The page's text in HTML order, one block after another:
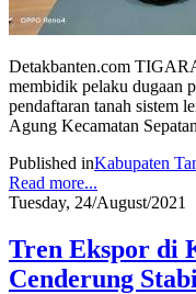
Detakbanten.com
membidik pelaku dugaan
pendaftaran tanah sistem
Agung Kecamatan
Published inKabupaten
Read more...
Tuesday, 24/August/2021
Tren Ekspor di
Cenderung